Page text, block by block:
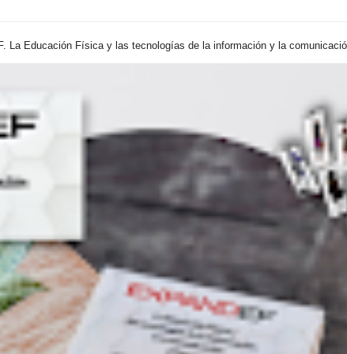
La Educación Física y las tecnologías de la información y la